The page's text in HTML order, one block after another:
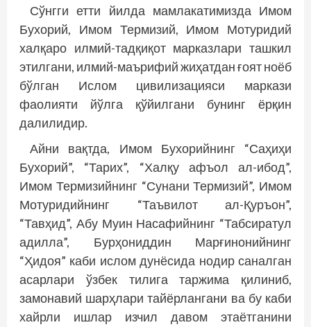
Сўнгги етти йилда мамлакатимизда Имом
Бухорий, Имом Термизий, Имом Мотуридий
халқаро илмий-тадқиқот марказлари ташкил
этилгани, илмий-маърифий жиҳатдан ғоят ноёб
бўлган Ислом цивилизацияси маркази
фаолияти йўлга қўйилгани бунинг ёрқин
далилидир.
Айни вақтда, Имом Бухорийнинг “Саҳиҳи
Бухорий”, “Тарих”, “Халқу афъол ал-ибод”,
Имом Термизийнинг “Сунани Термизий”, Имом
Мотуридийнинг “Таъвилот ал-Қуръон”,
“Тавҳид”, Абу Муин Насафийнинг “Табсиратул
адилла”, Бурҳониддин Марғинонийнинг
“Ҳидоя” каби ислом дунёсида нодир саналган
асарлари ўзбек тилига таржима қилиниб,
замонавий шарҳлари тайёрлангани ва бу каби
хайрли ишлар изчил давом этаётганини